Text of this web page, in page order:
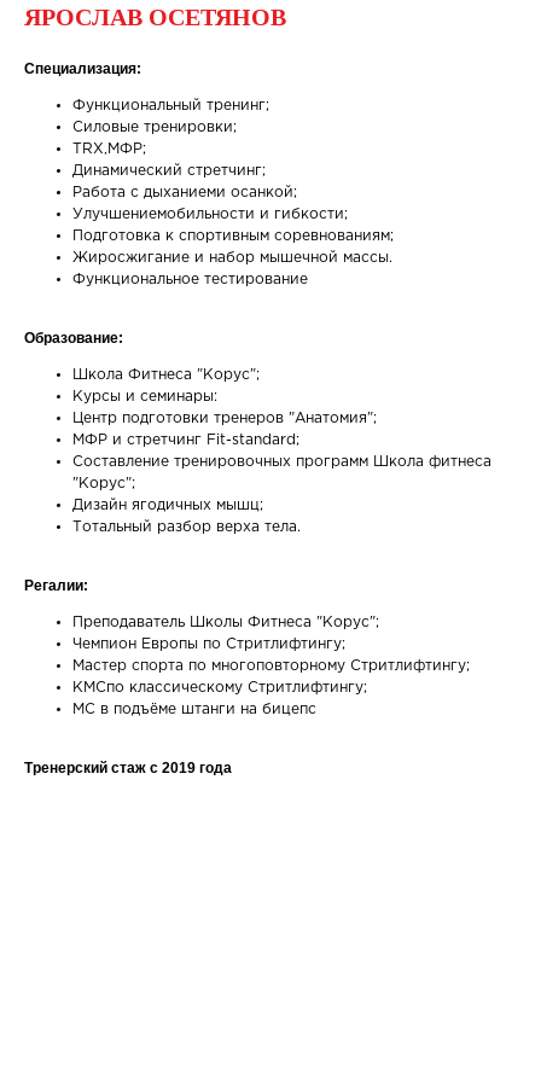
ЯРОСЛАВ ОСЕТЯНОВ
Специализация:
Функциональный тренинг;
Силовые тренировки;
TRX,МФР;
Динамический стретчинг;
Работа с дыханиеми осанкой;
Улучшениемобильности и гибкости;
Подготовка к спортивным соревнованиям;
Жиросжигание и набор мышечной массы.
Функциональное тестирование
Образование:
Школа Фитнеса "Корус";
Курсы и семинары:
Центр подготовки тренеров "Анатомия";
МФР и стретчинг Fit-standard;
Составление тренировочных программ Школа фитнеса
"Корус";
Дизайн ягодичных мышц;
Тотальный разбор верха тела.
Регалии:
Преподаватель Школы Фитнеса "Корус";
Чемпион Европы по Стритлифтингу;
Мастер спорта по многоповторному Стритлифтингу;
КМСпо классическому Стритлифтингу;
МС в подъёме штанги на бицепс
Тренерский стаж c 2019 года